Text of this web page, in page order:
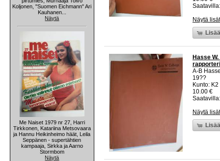
Koljonen, "Suomen Eichmann" Ari
Kauhanen...
Näytä
Me Naiset 1979 nr 27, Harri
Tirkkonen, Katariina Metsovaara
ja Hannu Heikinheimo häät, Leila
Seppänen - supertähtien
kampaaja, Sirkka ja Aarno
Stormbom
Näytä
Näytä
Hasse
A-B
19??
Kunto:
10.00 €
Näytä